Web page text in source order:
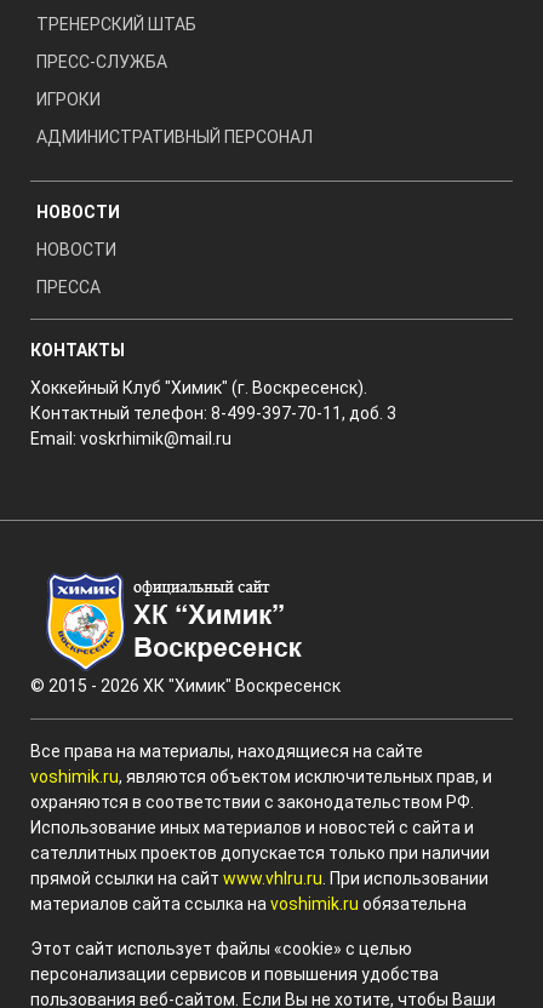
ТРЕНЕРСКИЙ ШТАБ
ПРЕСС-СЛУЖБА
ИГРОКИ
АДМИНИСТРАТИВНЫЙ ПЕРСОНАЛ
НОВОСТИ
НОВОСТИ
ПРЕССА
КОНТАКТЫ
Хоккейный Клуб "Химик" (г. Воскресенск).
Контактный телефон: 8-499-397-70-11, доб. 3
Email: voskrhimik@mail.ru
© 2015 - 2026 ХК "Химик" Воскресенск
Все права на материалы, находящиеся на сайте
voshimik.ru, являются объектом исключительных прав, и
охраняются в соответствии с законодательством РФ.
Использование иных материалов и новостей с сайта и
сателлитных проектов допускается только при наличии
прямой ссылки на сайт www.vhlru.ru . При использовании
материалов сайта ссылка на voshimik.ru обязательна
Этот сайт использует файлы «cookie» с целью
персонализации сервисов и повышения удобства
пользования веб-сайтом. Если Вы не хотите, чтобы Ваши